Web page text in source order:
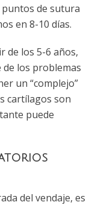
de sutura
en 8-10 días.
de los 5-6 años,
los problemas
un “complejo”
cartílagos son
puede
del vendaje, es